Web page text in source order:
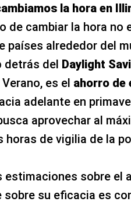
la hora en
de cambiar la hora no
países alrededor del
detrás del Daylight
es el ahorro de
adelante en
aprovechar al
horas de vigilia de la
estimaciones sobre el
sobre su eficacia es